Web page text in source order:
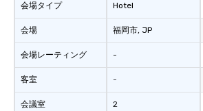
会場タイプ
会場
会場レーティング
客室
会議室
Hotel
福岡市, JP
-
-
2